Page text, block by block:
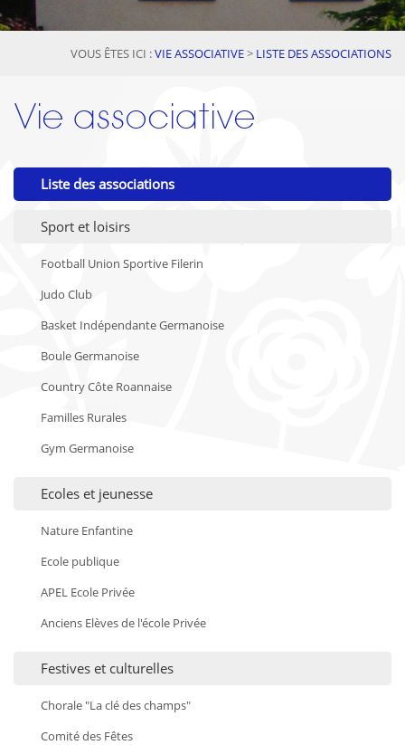
VOUS ÊTES ICI :VIE ASSOCIATIVE> LISTE DES ASSOCIATIONS
Vie associative
Liste des associations
Sport et loisirs
Football Union Sportive Filerin
Judo Club
Basket Indépendante Germanoise
Boule Germanoise
Country Côte Roannaise
Familles Rurales
Gym Germanoise
Ecoles et jeunesse
Nature Enfantine
Ecole publique
APEL Ecole Privée
Anciens Elèves de l'école Privée
Festives et culturelles
Chorale "La clé des champs"
Comité des Fêtes